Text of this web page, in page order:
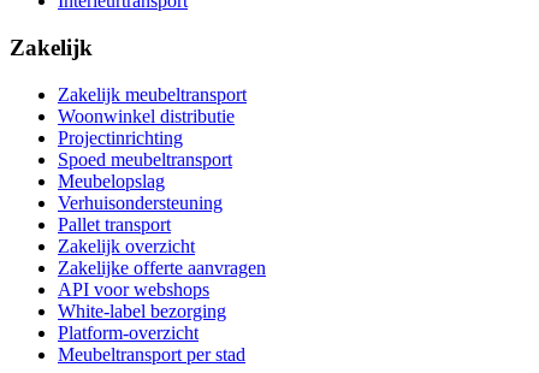
Zakelijk
Zakelijk meubeltransport
Woonwinkel distributie
Projectinrichting
Spoed meubeltransport
Meubelopslag
Verhuisondersteuning
Pallet transport
Zakelijk overzicht
Zakelijke offerte aanvragen
API voor webshops
White-label bezorging
Platform-overzicht
Meubeltransport per stad